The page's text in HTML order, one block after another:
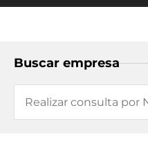
Buscar empresa